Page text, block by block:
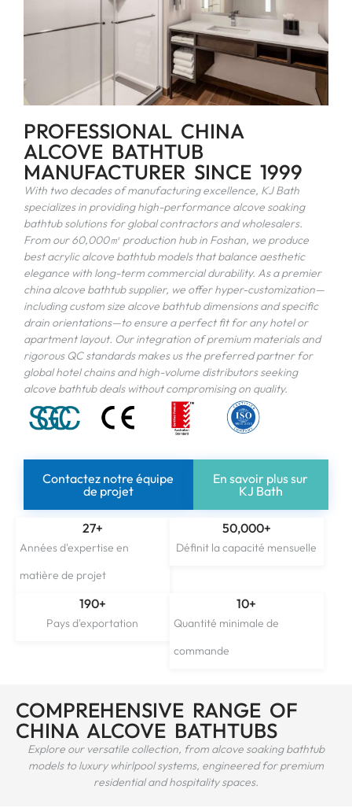
PROFESSIONAL CHINA
ALCOVE BATHTUB
MANUFACTURER SINCE 1999
With two decades of manufacturing excellence, KJ Bath
specializes in providing high-performance alcove soaking
bathtub solutions for global contractors and wholesalers.
From our 60,000㎡ production hub in Foshan, we produce
best acrylic alcove bathtub models that balance aesthetic
elegance with long-term commercial durability. As a premier
china alcove bathtub supplier, we offer hyper-customization—
including custom size alcove bathtub dimensions and specific
drain orientations—to ensure a perfect fit for any hotel or
apartment layout. Our integration of premium materials and
rigorous QC standards makes us the preferred partner for
global hotel chains and high-volume distributors seeking
alcove bathtub deals without compromising on quality.
Contactez notre équipe
de projet
En savoir plus sur
KJ Bath
Années d'expertise en
matière de projet
27+
Définit la capacité mensuelle
50,000+
Pays d'exportation
190+
Quantité minimale de
commande
10+
COMPREHENSIVE RANGE OF
CHINA ALCOVE BATHTUBS
Explore our versatile collection, from alcove soaking bathtub
models to luxury whirlpool systems, engineered for premium
residential and hospitality spaces.